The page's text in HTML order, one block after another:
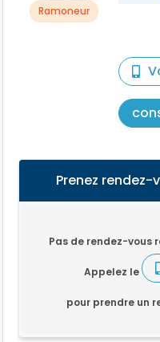
Ramoneur
Prenez rendez-
Pas de rendez-vous
Appelez le
pour prendre un